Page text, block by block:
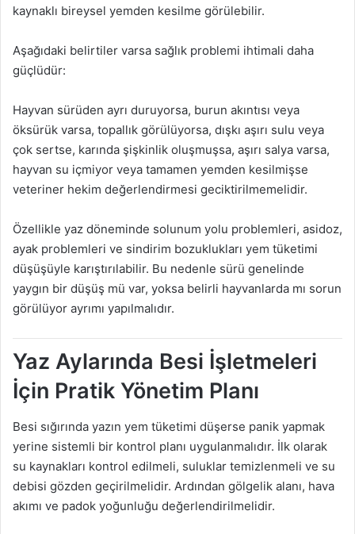
kaynaklı bireysel yemden kesilme görülebilir.
Aşağıdaki belirtiler varsa sağlık problemi ihtimali daha
güçlüdür:
Hayvan sürüden ayrı duruyorsa, burun akıntısı veya
öksürük varsa, topallık görülüyorsa, dışkı aşırı sulu veya
çok sertse, karında şişkinlik oluşmuşsa, aşırı salya varsa,
hayvan su içmiyor veya tamamen yemden kesilmişse
veteriner hekim değerlendirmesi geciktirilmemelidir.
Özellikle yaz döneminde solunum yolu problemleri, asidoz,
ayak problemleri ve sindirim bozuklukları yem tüketimi
düşüşüyle karıştırılabilir. Bu nedenle sürü genelinde
yaygın bir düşüş mü var, yoksa belirli hayvanlarda mı sorun
görülüyor ayrımı yapılmalıdır.
Yaz Aylarında Besi İşletmeleri
İçin Pratik Yönetim Planı
Besi sığırında yazın yem tüketimi düşerse panik yapmak
yerine sistemli bir kontrol planı uygulanmalıdır. İlk olarak
su kaynakları kontrol edilmeli, suluklar temizlenmeli ve su
debisi gözden geçirilmelidir. Ardından gölgelik alanı, hava
akımı ve padok yoğunluğu değerlendirilmelidir.